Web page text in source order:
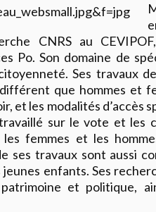
CNRS au
Po. Son domaine de
Ses travaux
que hommes et
et les modalités d’accès
sur le vote et les
femmes et les
ses travaux sont aussi
jeunes enfants. Ses
et politique,